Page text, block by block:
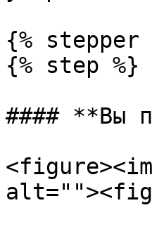
{% stepper
{% step %}
#### **Вы